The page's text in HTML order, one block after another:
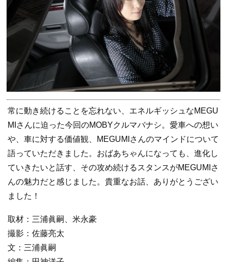
常に動き続けることを忘れない、エネルギッシュなMEGU
MIさんに迫った今回のMOBYクルマバナシ。愛車への想い
や、車に対する価値観、MEGUMIさんのマインドについて
語っていただきました。おばあちゃんになっても、進化し
ていきたいと話す、その攻め続けるスタンスがMEGUMIさ
んの魅力だと感じました。貴重なお話、ありがとうござい
ました！
取材：三浦眞嗣、米永豪
撮影：佐藤亮太
文：三浦眞嗣